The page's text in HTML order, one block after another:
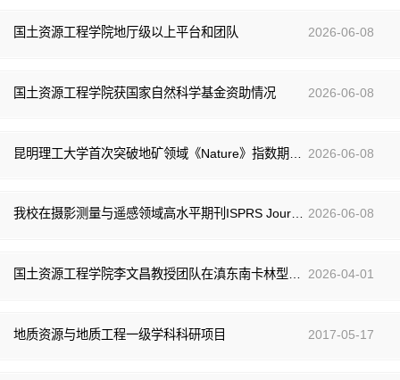
国土资源工程学院地厅级以上平台和团队 2026-06-08
国土资源工程学院获国家自然科学基金资助情况 2026-06-08
2026-06-08
我校在摄影测量与遥感领域高水平期刊ISPRS Journal of Photogrammetry and Remote Sensing发表多模态匹配研究新成果 2026-06-08
2026-04-01
地质资源与地质工程一级学科科研项目 2017-05-17